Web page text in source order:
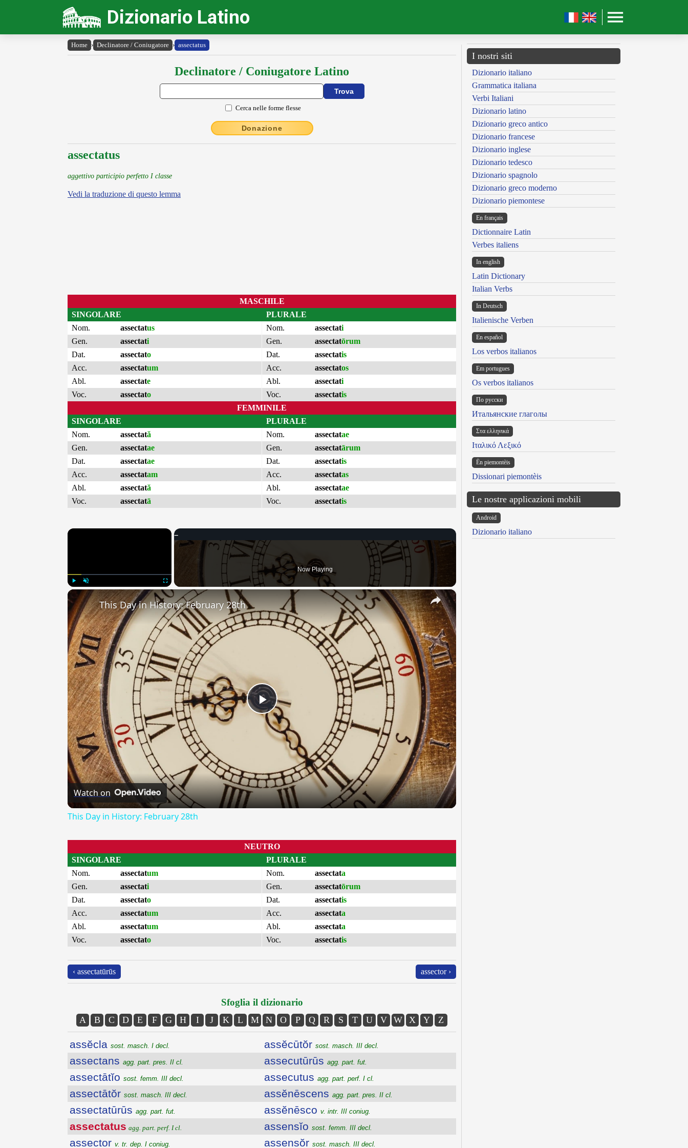
Dizionario Latino
Home › Declinatore / Coniugatore › assectatus
Declinatore / Coniugatore Latino
Cerca nelle forme flesse
Donazione
assectatus
aggettivo participio perfetto I classe
Vedi la traduzione di questo lemma
MASCHILE
SINGOLARE
Nom.
assectatus
Gen.
assectati
Dat.
assectato
Acc.
assectatum
Abl.
assectate
Voc.
assectato
PLURALE
Nom.
assectati
Gen.
assectatōrum
Dat.
assectatis
Acc.
assectatos
Abl.
assectati
Voc.
assectatis
FEMMINILE
SINGOLARE
Nom.
assectată
Gen.
assectatae
Dat.
assectatae
Acc.
assectatam
Abl.
assectată
Voc.
assectatā
PLURALE
Nom.
assectatae
Gen.
assectatārum
Dat.
assectatis
Acc.
assectatas
Abl.
assectatae
Voc.
assectatis
×
Play Unmute Fullscreen
Now Playing
×
Play
Video
This Day in History: February 28th
Watch on
This Day in History: February 28th
NEUTRO
SINGOLARE
Nom.
assectatum
Gen.
assectati
Dat.
assectato
Acc.
assectatum
Abl.
assectatum
Voc.
assectato
PLURALE
Nom.
assectata
Gen.
assectatōrum
Dat.
assectatis
Acc.
assectata
Abl.
assectata
Voc.
assectatis
‹ assectatūrūs assector ›
Sfoglia il dizionario
A B C D E F G H I J K L M N O P Q R S T U V W X Y Z
assĕcla sost. masch. I decl.
assectans agg. part. pres. II cl.
assectātĭo sost. femm. III decl.
assectātŏr sost. masch. III decl.
assectatūrūs agg. part. fut.
assectatus agg. part. perf. I cl.
assector v. tr. dep. I coniug.
assĕcūtŏr sost. masch. III decl.
assecutūrūs agg. part. fut.
assecutus agg. part. perf. I cl.
assĕnēscens agg. part. pres. II cl.
assĕnēsco v. intr. III coniug.
assensĭo sost. femm. III decl.
assensŏr sost. masch. III decl.
I nostri siti
Dizionario italiano
Grammatica italiana
Verbi Italiani
Dizionario latino
Dizionario greco antico
Dizionario francese
Dizionario inglese
Dizionario tedesco
Dizionario spagnolo
Dizionario greco moderno
Dizionario piemontese
En français
Dictionnaire Latin
Verbes italiens
In english
Latin Dictionary
Italian Verbs
In Deutsch
Italienische Verben
En español
Los verbos italianos
Em portugues
Os verbos italianos
По русски
Итальянские глаголы
Στα ελληνικά
Ιταλικό Λεξικό
Ën piemontèis
Dissionari piemontèis
Le nostre applicazioni mobili
Android
Dizionario italiano